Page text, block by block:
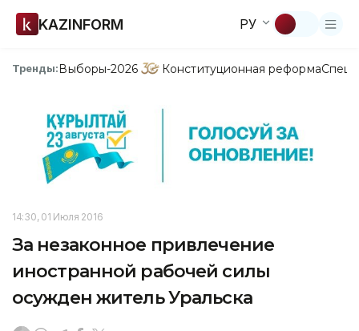
KAZINFORM РУ
Тренды:Выборы-2026 Конституционная реформа
14:30, 01 Июля 2016
За незаконное привлечение
иностранной рабочей силы
осужден житель Уральска